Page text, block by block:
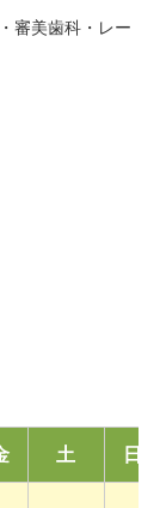
審美歯科・レー
土 日